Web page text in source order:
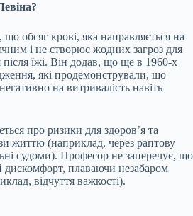
обсяг крові, яка направляється на
і не створює жодних загроз для
після їжі. Він додав, що ще в 1960-х
які продемонстрували, що
на витривалість навіть
про ризики для здоров’я та
життю (наприклад, через раптову
судоми). Професор не заперечує, що
дискомфорт, плаваючи незабаром
відчуття важкості).